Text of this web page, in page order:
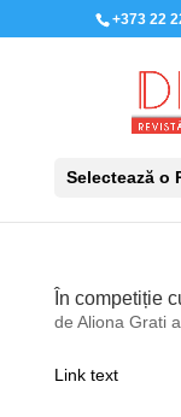
+373 22
Selectează o
În competiție
de Aliona Grati
Link text